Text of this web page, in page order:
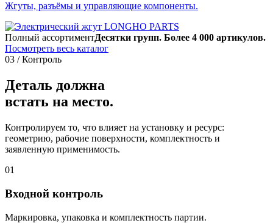
Жгуты, разъёмы и управляющие компоненты.
Полный ассортиментДесятки групп. Более 4 000 артикулов.
Посмотреть весь каталог
03 / Контроль
Деталь должна
встать на место.
Контролируем то, что влияет на установку и ресурс:
геометрию, рабочие поверхности, комплектность и
заявленную применимость.
01
Входной контроль
Маркировка, упаковка и комплектность партии.